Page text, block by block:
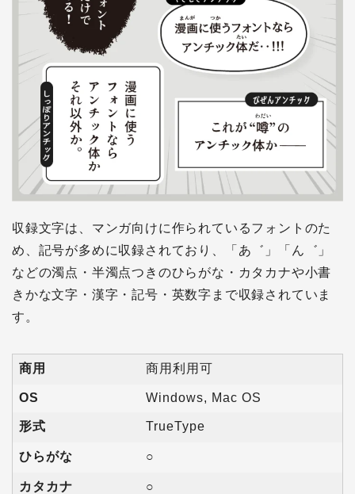
収録文字は、マンガ向けに作られているフォントのた
め、記号が多めに収録されており、「あ゛」「ん゛」
などの濁点・半濁点つきのひらがな・カタカナや小書
きかな文字・漢字・記号・英数字まで収録されていま
す。
商用 商用利用可
OS Windows, Mac OS
形式 TrueType
ひらがな ○
カタカナ ○